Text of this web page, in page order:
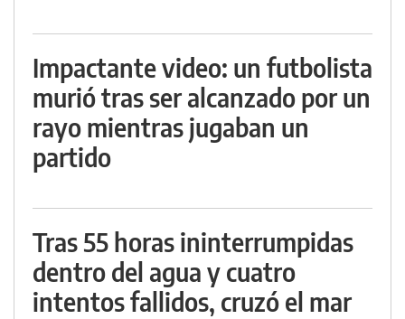
Impactante video: un futbolista
murió tras ser alcanzado por un
rayo mientras jugaban un
partido
Tras 55 horas ininterrumpidas
dentro del agua y cuatro
intentos fallidos, cruzó el mar